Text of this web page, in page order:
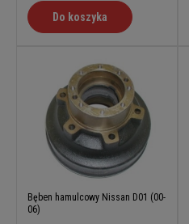
Do koszyka
Bęben hamulcowy Nissan D01 (00-
06)